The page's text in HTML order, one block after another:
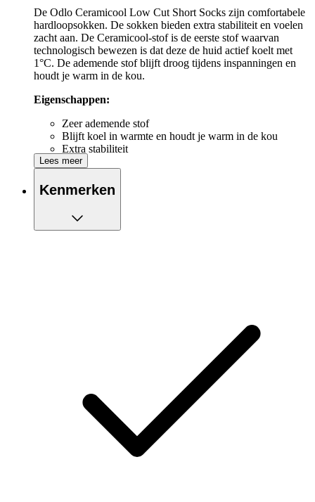
De Odlo Ceramicool Low Cut Short Socks zijn comfortabele
hardloopsokken. De sokken bieden extra stabiliteit en voelen
zacht aan. De Ceramicool-stof is de eerste stof waarvan
technologisch bewezen is dat deze de huid actief koelt met
1°C. De ademende stof blijft droog tijdens inspanningen en
houdt je warm in de kou.
Eigenschappen:
Zeer ademende stof
Blijft koel in warmte en houdt je warm in de kou
Extra stabiliteit
Lees meer
Kenmerken